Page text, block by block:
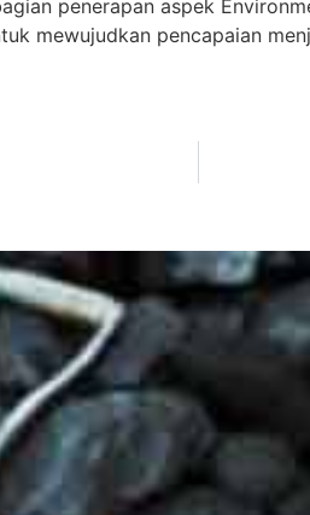
penerapan aspek
mewujudkan pencapaian